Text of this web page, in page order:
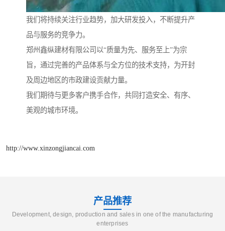
我们将持续关注行业趋势，加大研发投入，不断提升产
品与服务的竞争力。
郑州鑫纵建材有限公司以“质量为先、服务至上”为宗
旨，通过完善的产品体系与全方位的技术支持，为开封
及周边地区的市政建设贡献力量。
我们期待与更多客户携手合作，共同打造安全、有序、
美观的城市环境。
http://www.xinzongjiancai.com
产品推荐
Development, design, production and sales in one of the manufacturing
enterprises